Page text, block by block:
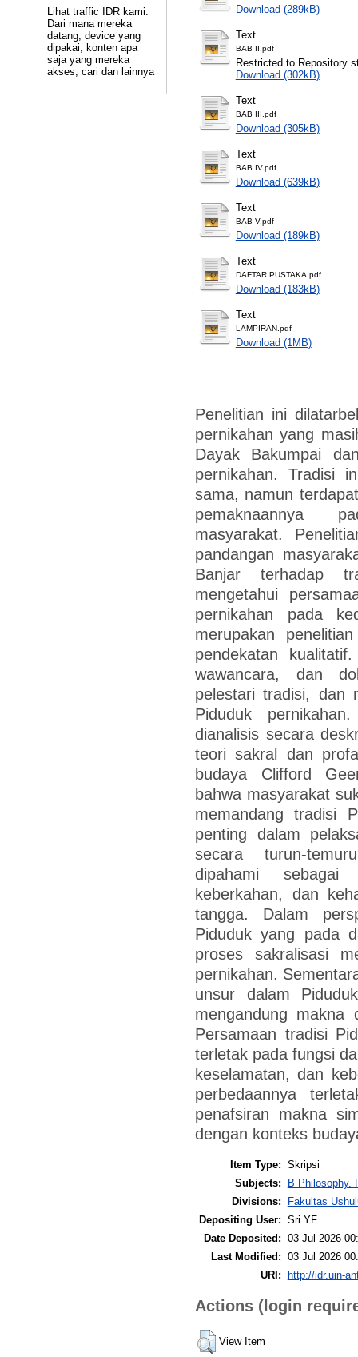
Lihat traffic IDR kami.
Dari mana mereka
datang, device yang
dipakai, konten apa
saja yang mereka
akses, cari dan lainnya
Download (289kB)
Text
BAB II.pdf
Restricted to Repository
Download (302kB)
Text
BAB III.pdf
Download (305kB)
Text
BAB IV.pdf
Download (639kB)
Text
BAB V.pdf
Download (189kB)
Text
DAFTAR PUSTAKA.pdf
Download (183kB)
Text
LAMPIRAN.pdf
Download (1MB)
Penelitian ini
pernikahan yang
Dayak Bakumpai
pernikahan. Tradisi
sama, namun
pemaknaannya
masyarakat.
pandangan
Banjar terhadap
mengetahui
pernikahan pada
merupakan
pendekatan
wawancara, dan
pelestari tradisi, dan
Piduduk
dianalisis secara
teori sakral dan
budaya Clifford
bahwa masyarakat
memandang tradisi
penting dalam
secara turun-
dipahami sebagai
keberkahan, dan
tangga. Dalam
Piduduk yang pada
proses sakralisasi
pernikahan.
unsur dalam
mengandung
Persamaan tradisi
terletak pada fungsi
keselamatan, dan
perbedaannya
penafsiran makna
dengan konteks
Item Type: Skripsi
Subjects:
B Philosophy.
Divisions:
Fakultas
Depositing User: Sri YF
Date Deposited: 03 Jul 2026
Last Modified: 03 Jul 2026
URI: http://idr.uin-
Actions (login
View Item